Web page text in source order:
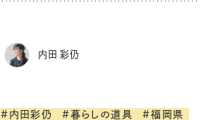
内田 彩仍
#内田彩仍 #暮らしの道具
#福岡県